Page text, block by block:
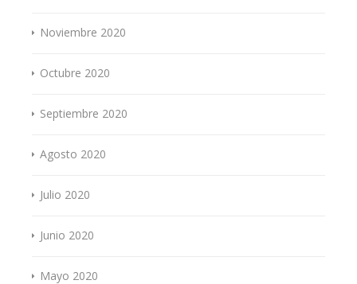
Noviembre 2020
Octubre 2020
Septiembre 2020
Agosto 2020
Julio 2020
Junio 2020
Mayo 2020